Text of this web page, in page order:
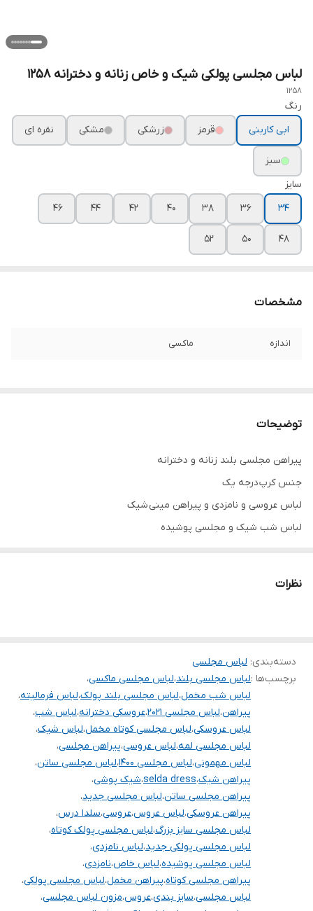
لباس مجلسی پولکی شیک و خاص زنانه و دخترانه ۱۲۵۸
1258
رنگ
ابی کاربنی
قرمز زرشکی مشکی نقره ای
سبز
سایز
۳۴
۳۶ ۳۸ ۴۰ ۴۲ ۴۴ ۴۶
۴۸ ۵۰ ۵۲
مشخصات
اندازه ماکسی
توضیحات
پیراهن مجلسی بلند زنانه و دخترانه
جنس کرپ درجه یک
لباس عروسی و نامزدی و پیراهن مینی شیک
لباس شب شیک و مجلسی پوشیده
برای سفارش از واتس آپ پیام بدین لطفا
توجه توجه : دوستان عزیز لطفا در هنگام انتخاب مدل دقت فرمائید همه
مشخصات کارها زیر آن قید شده لطفا موقع انتخاب دقت کنید چون این
سایت امکان مرجوع یا تعویض مدل ندارد فقط تعویض سایز داریم
نظرات
دسته‌بندی: لباس مجلسی
برچسب‌ها :لباس مجلسی بلند،لباس مجلسی ماکسی،
لباس شب مخمل،لباس مجلسی بلند پولک،لباس فرمالیته،
پیراهن،لباس مجلسی ۲۰۲۱ ،عروسکی دخترانه،لباس شب،
لباس عروسکی،لباس مجلسی کوتاه مخمل،لباس شیک،
لباس مجلسی لمه،لباس عروسی،پیراهن مجلسی،
لباس مهمونی،لباس مجلسی ۱۴۰۰ ،لباس مجلسی ساتن،
پیراهن شیک،selda dress،شیک پوشی،
پیراهن مجلسی ساتن،لباس مجلسی جدید،
پیراهن عروسکی،لباس عروس،عروسی،سلدا درس،
لباس مجلسی سایز بزرگ،لباس مجلسی پولک کوتاه،
لباس مجلسی پولکی جدید،لباس نامزدی،
لباس مجلسی پوشیده،لباس خاص،نامزدی،
پیراهن مجلسی کوتاه،پیراهن مخمل،لباس مجلسی پولکی،
لباس مجلسی،سایز بندی،عروس،مزون لباس مجلسی،